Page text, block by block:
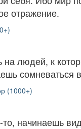
отражение.
на людей, к
сомневаться
(1000+)
начинаешь